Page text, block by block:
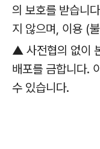
의 보호를 받습니
지 않으며, 이용 (
▲ 사전협의 없이
배포를 금합니다.
수 있습니다.